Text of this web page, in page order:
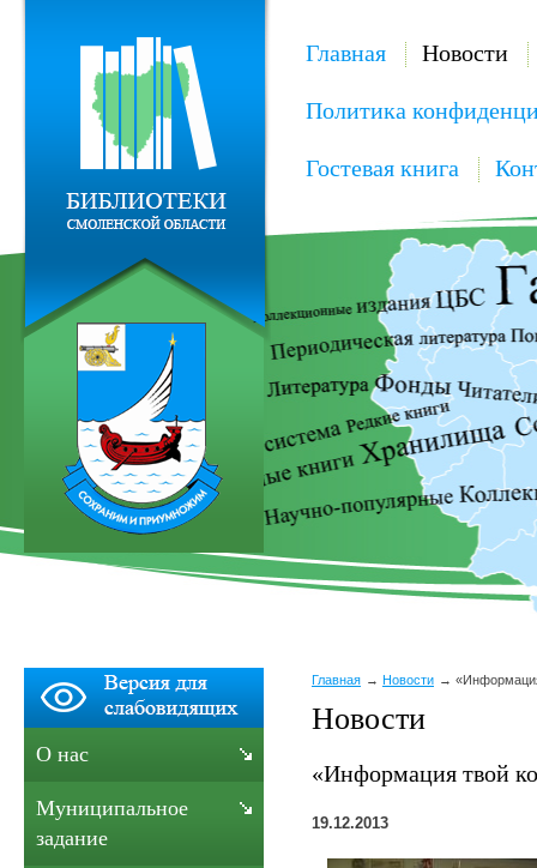
Главная Новости
Политика
Гостевая книга
Главная Новости
Новости
«Информация твой
19.12.2013
О нас
Муниципальное
задание